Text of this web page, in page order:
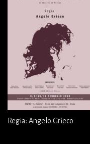
Regia: Angelo Grieco